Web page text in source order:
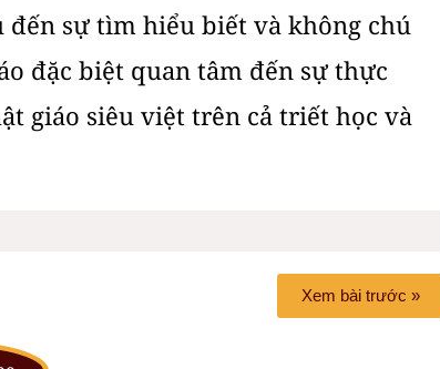
sự tìm hiểu biết và không chú
đặc biệt quan tâm đến sự thực
giáo siêu việt trên cả triết học và
Xem bài trước »